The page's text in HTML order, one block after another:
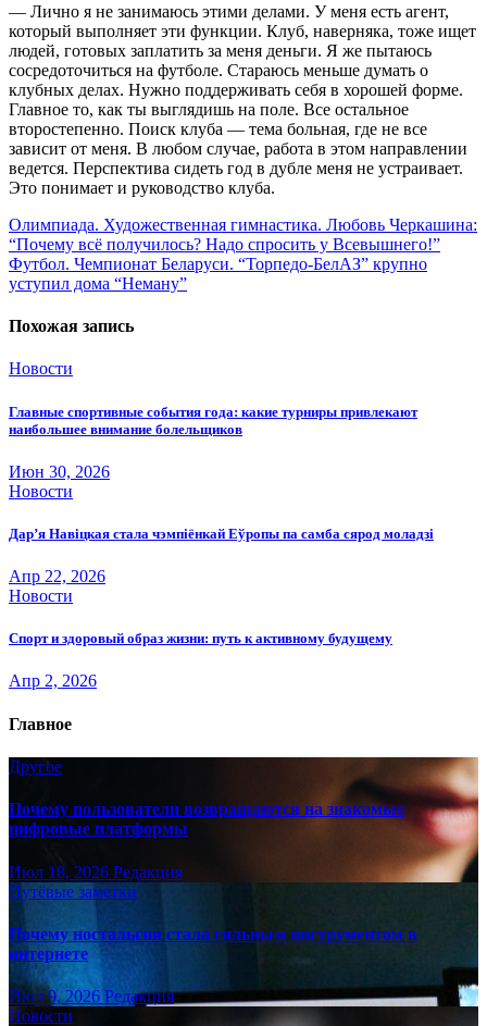
— Лично я не занимаюсь этими делами. У меня есть агент,
который выполняет эти функции. Клуб, наверняка, тоже ищет
людей, готовых заплатить за меня деньги. Я же пытаюсь
сосредоточиться на футболе. Стараюсь меньше думать о
клубных делах. Нужно поддерживать себя в хорошей форме.
Главное то, как ты выглядишь на поле. Все остальное
второстепенно. Поиск клуба — тема больная, где не все
зависит от меня. В любом случае, работа в этом направлении
ведется. Перспектива сидеть год в дубле меня не устраивает.
Это понимает и руководство клуба.
Навигация
по
записям
Олимпиада. Художественная гимнастика. Любовь Черкашина:
“Почему всё получилось? Надо спросить у Всевышнего!”
Футбол. Чемпионат Беларуси. “Торпедо-БелАЗ” крупно
уступил дома “Неману”
Похожая запись
Новости
Главные спортивные события года: какие турниры привлекают
наибольшее внимание болельщиков
Июн 30, 2026
Новости
Дар’я Навіцкая стала чэмпіёнкай Еўропы па самба сярод моладзі
Апр 22, 2026
Новости
Спорт и здоровый образ жизни: путь к активному будущему
Апр 2, 2026
Главное
Другое
Почему пользователи возвращаются на знакомые
цифровые платформы
Июл 18, 2026 Редакция
Путёвые заметки
Почему ностальгия стала сильным инструментом в
интернете
Июл 9, 2026 Редакция
Новости